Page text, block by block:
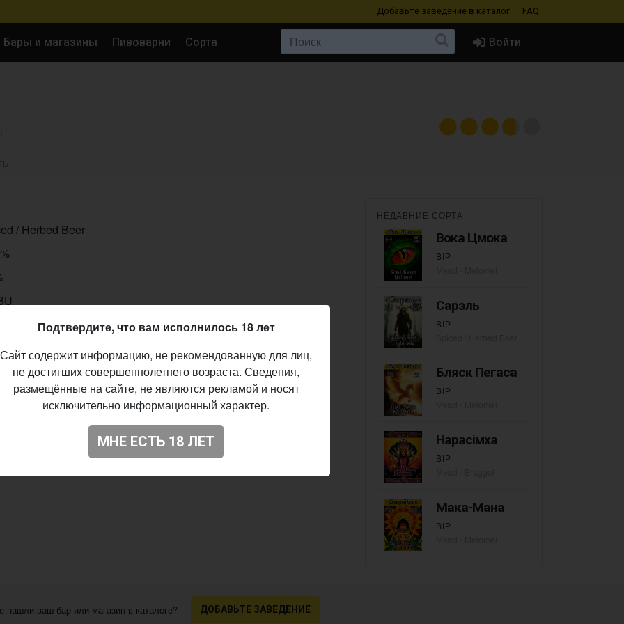
Добавьте заведение в каталог FAQ
Бары и магазины Пивоварни Сорта Войти
/ Herbed Beer
НЕДАВНИЕ СОРТА
Вока Цмока
ВІР
Сарэль
ВІР
Бляск Пегаса
ВІР
Нарасiмха
ВІР
Мака-Мана
ВІР
нашли ваш бар или магазин в каталоге? ДОБАВЬТЕ ЗАВЕДЕНИЕ
Подтвердите, что вам исполнилось 18 лет
Сайт содержит информацию, не рекомендованную для лиц,
не достигших совершеннолетнего возраста. Сведения,
размещённые на сайте, не являются рекламой и носят
исключительно информационный характер.
МНЕ ЕСТЬ 18 ЛЕТ